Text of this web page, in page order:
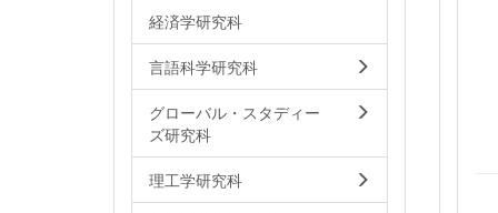
経済学研究科
言語科学研究科
グローバル・スタディー
ズ研究科
理工学研究科